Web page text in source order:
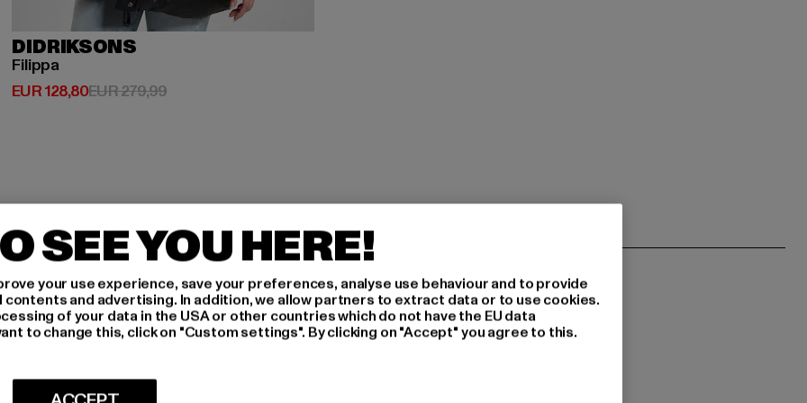
DIDRIKSONS
Filippa
EUR 128,80
Derzeitiger Preis: EUR 128,80
EUR 279,99Aktionspreis: EUR 279,99
AN,
SEE YOU HERE!
your use experience, save your preferences, analyse use behaviour and to provide
and advertising. In addition, we allow partners to extract data or to use cookies.
of your data in the USA or other countries which do not have the EU data
to change this, click on "Custom settings". By clicking on "Accept" you agree to this.